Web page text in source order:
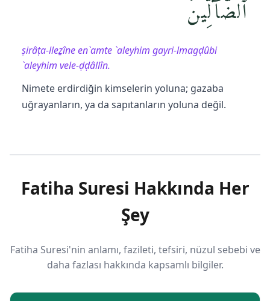
ٱلضَّآلِّينَ
ṣirâṭa-lleẕîne en`amte `aleyhim gayri-lmagḍûbi
`aleyhim vele-ḍḍâllîn.
Nimete erdirdiğin kimselerin yoluna; gazaba
uğrayanların, ya da sapıtanların yoluna değil.
Fatiha Suresi Hakkında Her
Şey
Fatiha Suresi'nin anlamı, fazileti, tefsiri, nüzul sebebi ve
daha fazlası hakkında kapsamlı bilgiler.